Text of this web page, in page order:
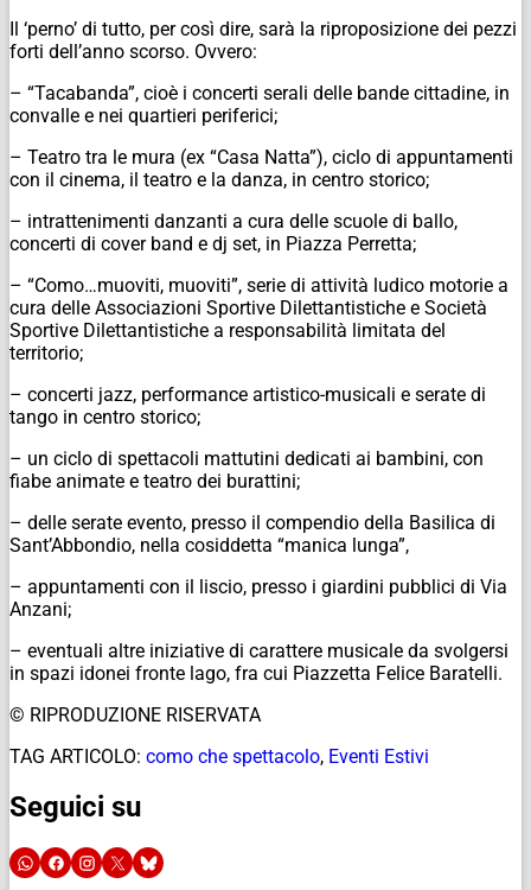
Il ‘perno’ di tutto, per così dire, sarà la riproposizione dei pezzi
forti dell’anno scorso. Ovvero:
– “Tacabanda”, cioè i concerti serali delle bande cittadine, in
convalle e nei quartieri periferici;
– Teatro tra le mura (ex “Casa Natta”), ciclo di appuntamenti
con il cinema, il teatro e la danza, in centro storico;
– intrattenimenti danzanti a cura delle scuole di ballo,
concerti di cover band e dj set, in Piazza Perretta;
– “Como…muoviti, muoviti”, serie di attività ludico motorie a
cura delle Associazioni Sportive Dilettantistiche e Società
Sportive Dilettantistiche a responsabilità limitata del
territorio;
– concerti jazz, performance artistico-musicali e serate di
tango in centro storico;
– un ciclo di spettacoli mattutini dedicati ai bambini, con
fiabe animate e teatro dei burattini;
– delle serate evento, presso il compendio della Basilica di
Sant’Abbondio, nella cosiddetta “manica lunga”,
– appuntamenti con il liscio, presso i giardini pubblici di Via
Anzani;
– eventuali altre iniziative di carattere musicale da svolgersi
in spazi idonei fronte lago, fra cui Piazzetta Felice Baratelli.
© RIPRODUZIONE RISERVATA
TAG ARTICOLO: como che spettacolo, Eventi Estivi
Seguici su